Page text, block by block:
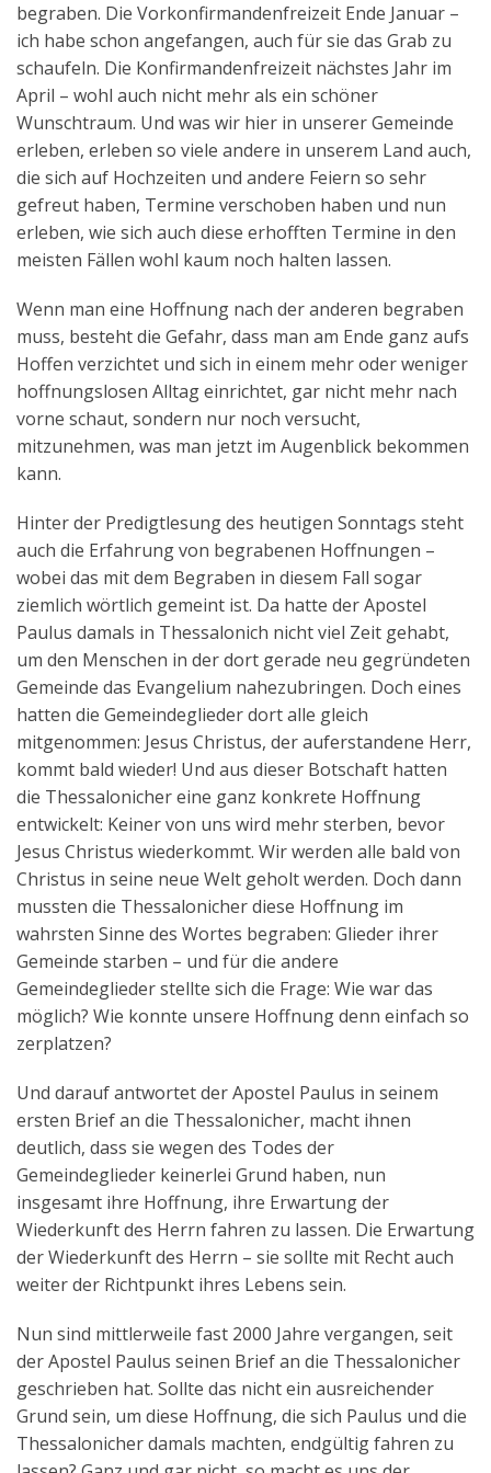
begraben. Die Vorkonfirmandenfreizeit Ende Januar –
ich habe schon angefangen, auch für sie das Grab zu
schaufeln. Die Konfirmandenfreizeit nächstes Jahr im
April – wohl auch nicht mehr als ein schöner
Wunschtraum. Und was wir hier in unserer Gemeinde
erleben, erleben so viele andere in unserem Land auch,
die sich auf Hochzeiten und andere Feiern so sehr
gefreut haben, Termine verschoben haben und nun
erleben, wie sich auch diese erhofften Termine in den
meisten Fällen wohl kaum noch halten lassen.
Wenn man eine Hoffnung nach der anderen begraben
muss, besteht die Gefahr, dass man am Ende ganz aufs
Hoffen verzichtet und sich in einem mehr oder weniger
hoffnungslosen Alltag einrichtet, gar nicht mehr nach
vorne schaut, sondern nur noch versucht,
mitzunehmen, was man jetzt im Augenblick bekommen
kann.
Hinter der Predigtlesung des heutigen Sonntags steht
auch die Erfahrung von begrabenen Hoffnungen –
wobei das mit dem Begraben in diesem Fall sogar
ziemlich wörtlich gemeint ist. Da hatte der Apostel
Paulus damals in Thessalonich nicht viel Zeit gehabt,
um den Menschen in der dort gerade neu gegründeten
Gemeinde das Evangelium nahezubringen. Doch eines
hatten die Gemeindeglieder dort alle gleich
mitgenommen: Jesus Christus, der auferstandene Herr,
kommt bald wieder! Und aus dieser Botschaft hatten
die Thessalonicher eine ganz konkrete Hoffnung
entwickelt: Keiner von uns wird mehr sterben, bevor
Jesus Christus wiederkommt. Wir werden alle bald von
Christus in seine neue Welt geholt werden. Doch dann
mussten die Thessalonicher diese Hoffnung im
wahrsten Sinne des Wortes begraben: Glieder ihrer
Gemeinde starben – und für die andere
Gemeindeglieder stellte sich die Frage: Wie war das
möglich? Wie konnte unsere Hoffnung denn einfach so
zerplatzen?
Und darauf antwortet der Apostel Paulus in seinem
ersten Brief an die Thessalonicher, macht ihnen
deutlich, dass sie wegen des Todes der
Gemeindeglieder keinerlei Grund haben, nun
insgesamt ihre Hoffnung, ihre Erwartung der
Wiederkunft des Herrn fahren zu lassen. Die Erwartung
der Wiederkunft des Herrn – sie sollte mit Recht auch
weiter der Richtpunkt ihres Lebens sein.
Nun sind mittlerweile fast 2000 Jahre vergangen, seit
der Apostel Paulus seinen Brief an die Thessalonicher
geschrieben hat. Sollte das nicht ein ausreichender
Grund sein, um diese Hoffnung, die sich Paulus und die
Thessalonicher damals machten, endgültig fahren zu